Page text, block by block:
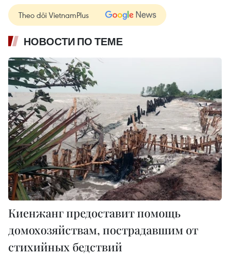
Theo dõi VietnamPlus
НОВОСТИ ПО ТЕМЕ
Киенжанг предоставит помощь
домохозяйствам, пострадавшим от
стихийных бедствий